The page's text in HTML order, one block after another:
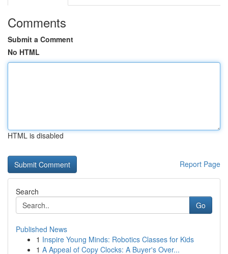
Comments
Submit a Comment
No HTML
HTML is disabled
Report Page
Search
Go
Published News
1 Inspire Young Minds: Robotics Classes for Kids
1 A Appeal of Copy Clocks: A Buyer's Over...